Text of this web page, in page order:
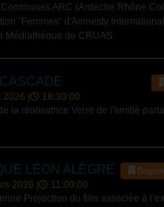
ARC (Ardèche Rhône
"Femmes" d'Amnesty
Médiathèque de CRUAS
|
18:30:00
la réalisatrice Verre de l'amitié
LÉON ALÈGRE
2026 |
11:00:00
Projection du film associée à